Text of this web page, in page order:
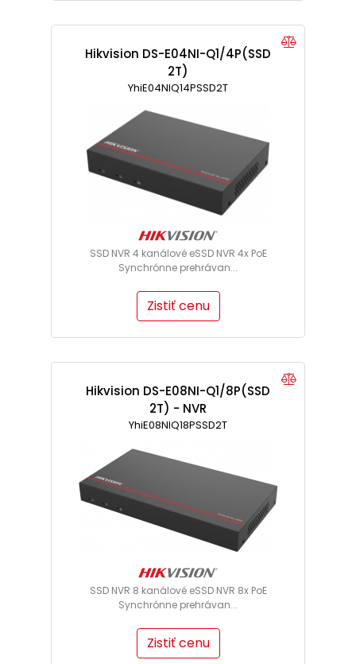
Hikvision DS-E04NI-Q1/4P(SSD
2T)
YhiE04NIQ14PSSD2T
SSD NVR 4 kanálové eSSD NVR 4x PoE
Synchrónne prehrávan...
Zistiť cenu
Hikvision DS-E08NI-Q1/8P(SSD
2T) - NVR
YhiE08NIQ18PSSD2T
SSD NVR 8 kanálové eSSD NVR 8x PoE
Synchrónne prehrávan...
Zistiť cenu